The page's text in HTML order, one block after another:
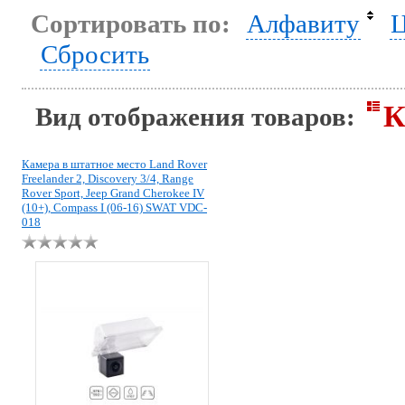
Сортировать по: Алфавиту
Сбросить
Вид отображения товаров:
Камера в штатное место Land Rover
Freelander 2, Discovery 3/4, Range
Rover Sport, Jeep Grand Cherokee IV
(10+), Compass I (06-16) SWAT VDC-
018